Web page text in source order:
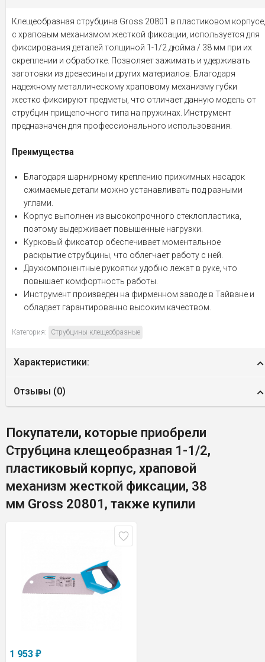
Клещеобразная струбцина Gross 20801 в пластиковом корпусе,
с храповым механизмом жесткой фиксации, используется для
фиксирования деталей толщиной 1-1/2 дюйма / 38 мм при их
скреплении и обработке. Позволяет зажимать и удерживать
заготовки из древесины и других материалов. Благодаря
надежному металлическому храповому механизму губки
жестко фиксируют предметы, что отличает данную модель от
струбцин прищепочного типа на пружинах. Инструмент
предназначен для профессионального использования.
Преимущества
Благодаря шарнирному креплению прижимных насадок
сжимаемые детали можно устанавливать под разными
углами.
Корпус выполнен из высокопрочного стеклопластика,
поэтому выдерживает повышенные нагрузки.
Курковый фиксатор обеспечивает моментальное
раскрытие струбцины, что облегчает работу с ней.
Двухкомпонентные рукоятки удобно лежат в руке, что
повышает комфортность работы.
Инструмент произведен на фирменном заводе в Тайване и
обладает гарантированно высоким качеством.
Категория: Струбцины клещеобразные
Характеристики:
Отзывы (0)
Покупатели, которые приобрели
Струбцина клещеобразная 1-1/2,
пластиковый корпус, храповой
механизм жесткой фиксации, 38
мм Gross 20801, также купили
1 953 ₽